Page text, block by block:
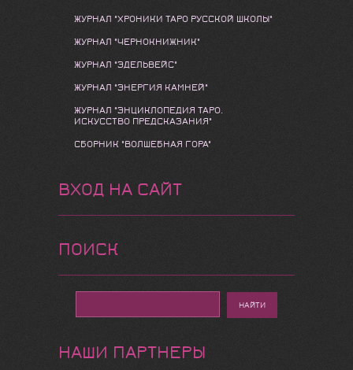
ЖУРНАЛ "ХРОНИКИ ТАРО РУССКОЙ ШКОЛЫ"
ЖУРНАЛ "ЧЕРНОКНИЖНИК"
ЖУРНАЛ "ЭДЕЛЬВЕЙС"
ЖУРНАЛ "ЭНЕРГИЯ КАМНЕЙ"
ЖУРНАЛ "ЭНЦИКЛОПЕДИЯ ТАРО.
ИСКУССТВО ПРЕДСКАЗАНИЯ"
СБОРНИК "ВОЛШЕБНАЯ ГОРА"
ВХОД НА САЙТ
ПОИСК
НАШИ ПАРТНЕРЫ